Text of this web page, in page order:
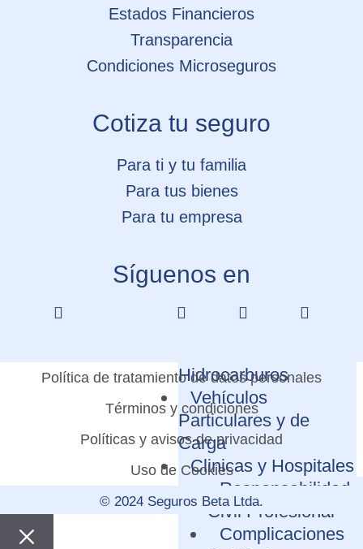
Conductores
Áreas Comunes –
Copropiedades
PYMES
para Parqueaderos
Labores y
Operaciones
Empresas de
Administradores
Ambiental
Hidrocarburos
Vehículos
Particulares y de
Carga
Clinicas y Hospitales
Responsabilidad
Civil Profesional
Complicaciones
Estados Financieros
Transparencia
Condiciones Microseguros
Cotiza tu seguro
Para ti y tu familia
Para tus bienes
Para tu empresa
Síguenos en
Política de tratamiento de datos personales
Términos y condiciones
Políticas y avisos de privacidad
Uso de Cookies
© 2024 Seguros Beta Ltda.